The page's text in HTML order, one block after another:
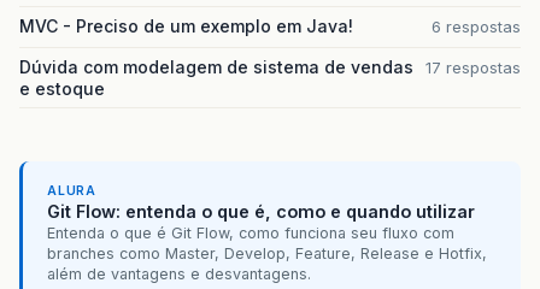
MVC - Preciso de um exemplo em Java! 6 respostas
Dúvida com modelagem de sistema de vendas
e estoque
17 respostas
ALURA
Git Flow: entenda o que é, como e quando utilizar
Entenda o que é Git Flow, como funciona seu fluxo com
branches como Master, Develop, Feature, Release e Hotfix,
além de vantagens e desvantagens.